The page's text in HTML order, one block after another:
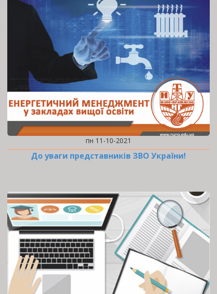
пн 11-10-2021
До уваги представників ЗВО України!